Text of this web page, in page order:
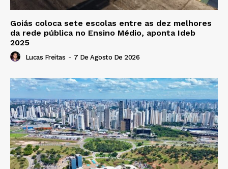
Goiás coloca sete escolas entre as dez melhores
da rede pública no Ensino Médio, aponta Ideb
2025
Lucas Freitas - 7 De Agosto De 2026